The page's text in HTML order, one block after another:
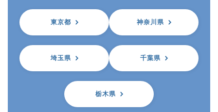
東京都 神奈川県
埼玉県 千葉県
栃木県